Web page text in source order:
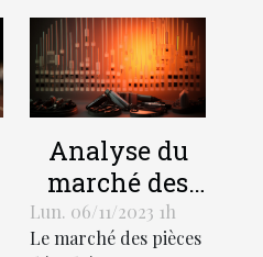
Analyse du
marché des
pièces
détachées
Lun. 06/11/2023 1h
Le marché des pièces